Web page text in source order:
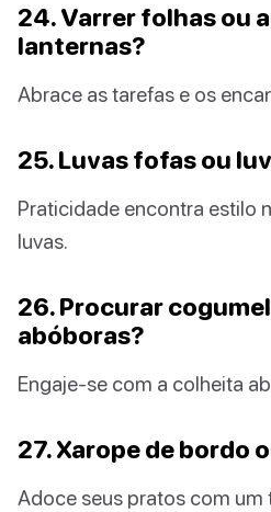
24. Varrer folhas ou
lanternas?
Abrace as tarefas e os
25. Luvas fofas ou
Praticidade encontra estilo
luvas.
26. Procurar
abóboras?
Engaje-se com a colheita
27. Xarope de bordo
Adoce seus pratos com um